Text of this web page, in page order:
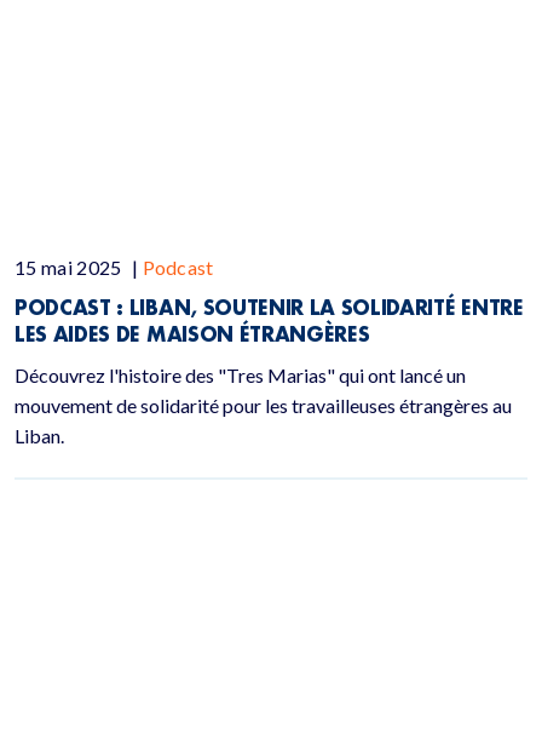
15 mai 2025 | Podcast
PODCAST : LIBAN, SOUTENIR LA SOLIDARITÉ ENTRE
LES AIDES DE MAISON ÉTRANGÈRES
Découvrez l'histoire des "Tres Marias" qui ont lancé un
mouvement de solidarité pour les travailleuses étrangères au
Liban.